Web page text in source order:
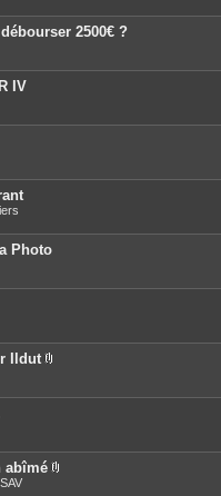
2500€ ?
IV
Photo
Ildut
è
j
o
i
abîmé